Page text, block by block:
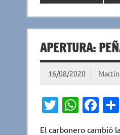
APERTURA:
16/08/2020
T W Fa C
El carbonero cambió